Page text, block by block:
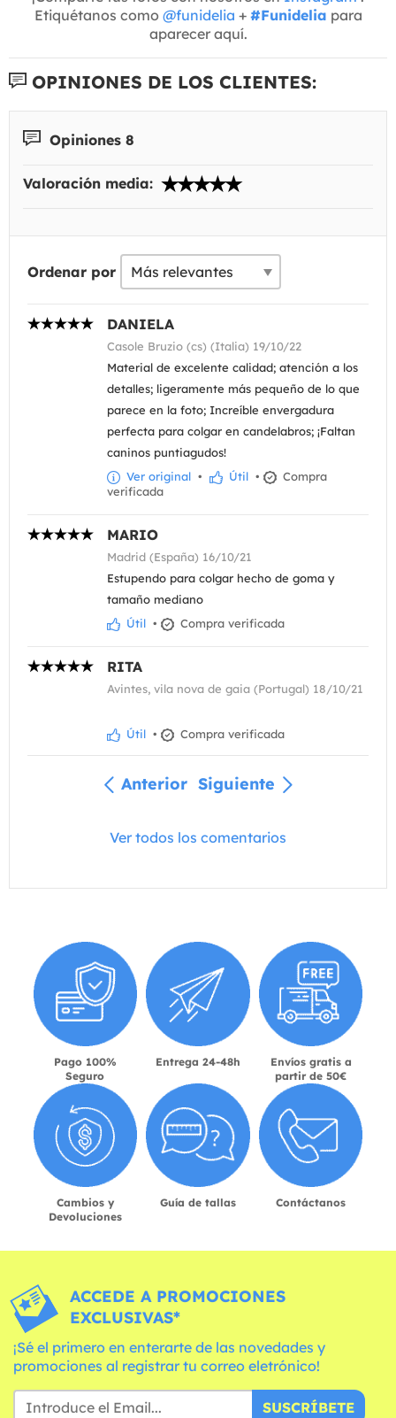
Etiquétanos como @funidelia + #Funidelia para
aparecer aquí.
OPINIONES DE LOS CLIENTES:
Opiniones 8
Valoración media:
Ordenar por
DANIELA
Casole Bruzio (cs) (Italia) 19/10/22
Material de excelente calidad; atención a los
detalles; ligeramente más pequeño de lo que
parece en la foto; Increíble envergadura
perfecta para colgar en candelabros; ¡Faltan
caninos puntiagudos!
Ver original • Útil •
Compra
verificada
MARIO
Madrid (España) 16/10/21
Estupendo para colgar hecho de goma y
tamaño mediano
Útil • Compra verificada
RITA
Avintes, vila nova de gaia (Portugal) 18/10/21
Útil • Compra verificada
Anterior Siguiente
Ver todos los comentarios
Pago 100%
Seguro
Entrega 24-48h
Envíos gratis a
partir de 50€
Cambios y
Devoluciones
Guía de tallas Contáctanos
ACCEDE A PROMOCIONES
EXCLUSIVAS*
¡Sé el primero en enterarte de las novedades y
promociones al registrar tu correo eletrónico!
SUSCRÍBETE